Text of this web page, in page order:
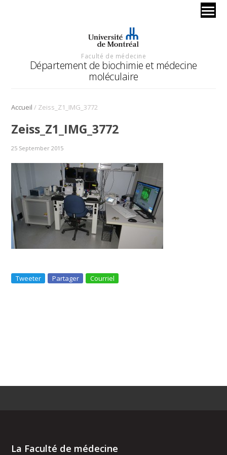
Faculté de médecine
Département de biochimie et médecine
moléculaire
Accueil / Zeiss_Z1_IMG_3772
Zeiss_Z1_IMG_3772
25 September 2015
Tweeter Partager Courriel
La Faculté de médecine